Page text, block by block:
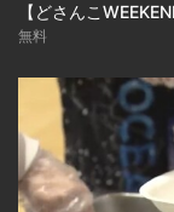
【どさんこ
無料